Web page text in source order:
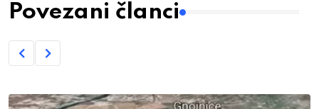
Povezani članci